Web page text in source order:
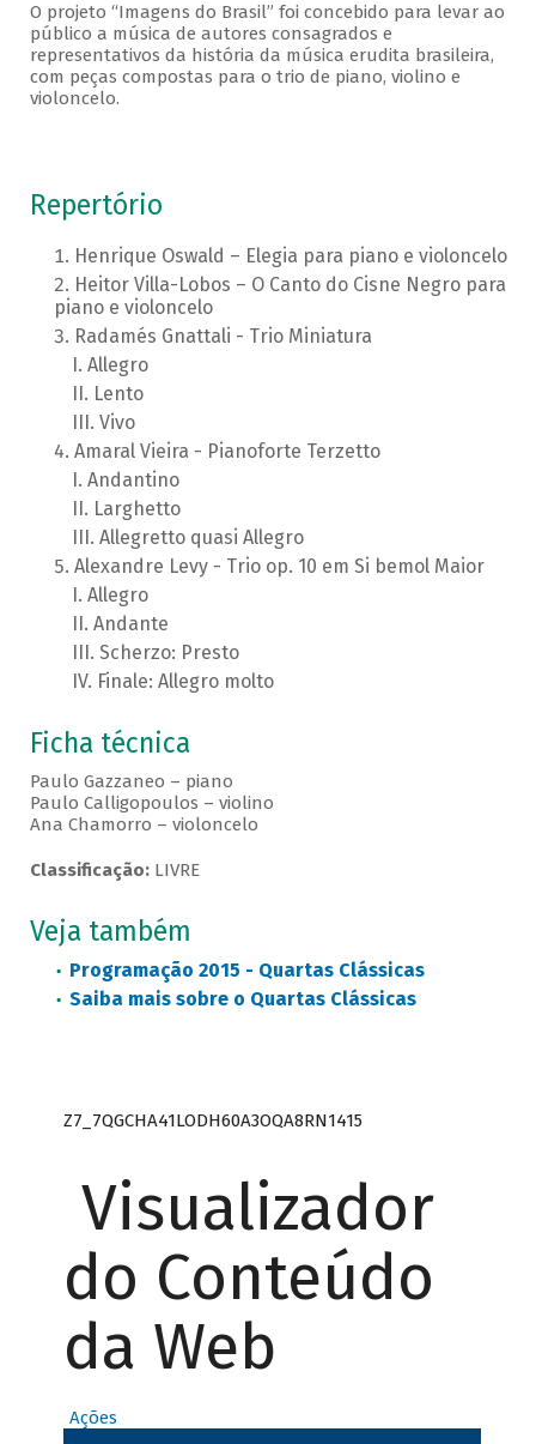
O projeto “Imagens do Brasil” foi concebido para levar ao
público a música de autores consagrados e
representativos da história da música erudita brasileira,
com peças compostas para o trio de piano, violino e
violoncelo.
Repertório
Henrique Oswald – Elegia para piano e violoncelo
Heitor Villa-Lobos – O Canto do Cisne Negro para
piano e violoncelo
Radamés Gnattali - Trio Miniatura
Allegro
Lento
Vivo
Amaral Vieira - Pianoforte Terzetto
Andantino
Larghetto
Allegretto quasi Allegro
Alexandre Levy - Trio op. 10 em Si bemol Maior
Allegro
Andante
Scherzo: Presto
Finale: Allegro molto
Ficha técnica
Paulo Gazzaneo – piano
Paulo Calligopoulos – violino
Ana Chamorro – violoncelo
Classificação:LIVRE
Veja também
Programação 2015 - Quartas Clássicas
Saiba mais sobre o Quartas Clássicas
Z7_7QGCHA41LODH60A3OQA8RN1415
Visualizador
do Conteúdo
da Web
Ações